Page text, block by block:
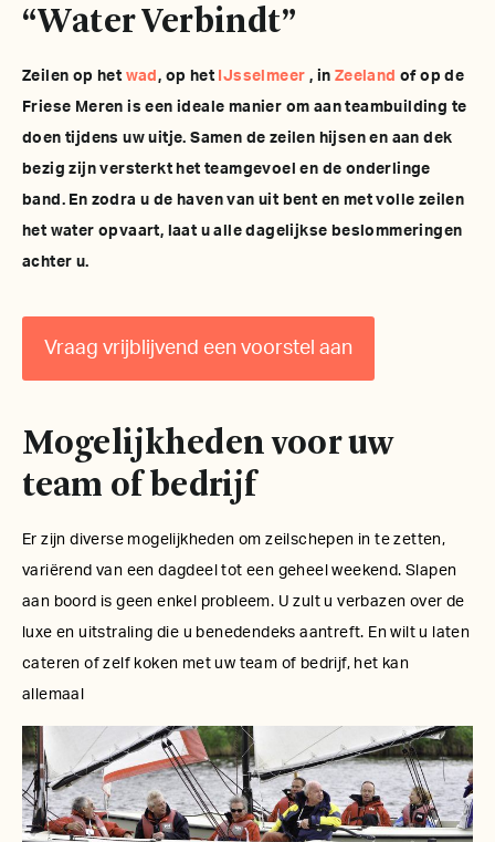
“Water Verbindt”
Zeilen op het wad , op het IJsselmeer , in Zeeland of op de
Friese Meren is een ideale manier om aan teambuilding te
doen tijdens uw uitje. Samen de zeilen hijsen en aan dek
bezig zijn versterkt het teamgevoel en de onderlinge
band. En zodra u de haven van uit bent en met volle zeilen
het water opvaart, laat u alle dagelijkse beslommeringen
achter u.
Vraag vrijblijvend een voorstel aan
Mogelijkheden voor uw
team of bedrijf
Er zijn diverse mogelijkheden om zeilschepen in te zetten,
variërend van een dagdeel tot een geheel weekend. Slapen
aan boord is geen enkel probleem. U zult u verbazen over de
luxe en uitstraling die u benedendeks aantreft. En wilt u laten
cateren of zelf koken met uw team of bedrijf, het kan
allemaal